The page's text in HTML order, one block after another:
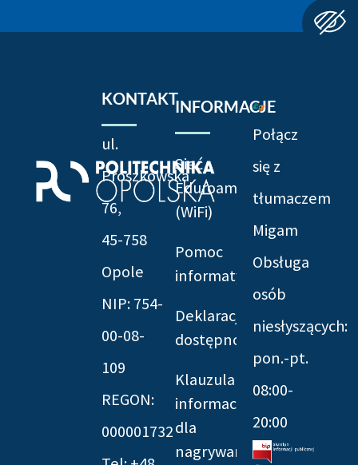
KONTAKT
ul.
Prószkowska
76,
45-758
Opole
NIP: 754-
00-08-
109
REGON:
000001732
INFORMACJE
Sieć
Eduroam
(WiFi)
Pomoc
informatyczna
Deklaracja
dostępności
Klauzula
informacyjna
dla
nagrywania
Połącz
się z
tłumaczem
Migam
Obsługa
osób
niesłyszących:
pon.-pt.
08:00-
20:00